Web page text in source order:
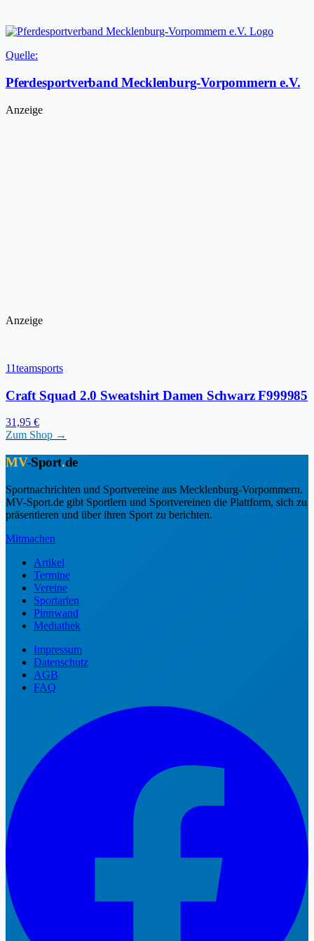
Quelle:
Pferdesportverband Mecklenburg-Vorpommern e.V.
Anzeige
Anzeige
11teamsports
Craft Squad 2.0 Sweatshirt Damen Schwarz F999985
31,95 €
Zum Shop →
MV-Sport.de
Sportnachrichten und Sportvereine aus Mecklenburg-Vorpommern.
MV-Sport.de gibt Sportlern und Sportvereinen die Plattform, sich zu
präsentieren und über ihren Sport zu berichten.
Mitmachen
Artikel
Termine
Vereine
Sportarten
Pinnwand
Mediathek
Impressum
Datenschutz
AGB
FAQ